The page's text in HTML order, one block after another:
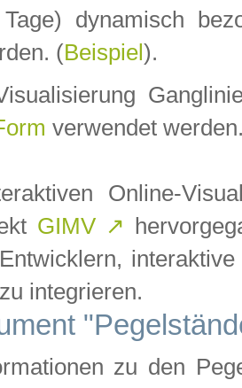
dynamisch
(Beispiel ).
verwendet
Online-
GIMV ↗
integrieren.
zu den